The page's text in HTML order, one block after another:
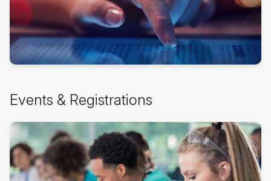
&
kihagyása
Events & Registrations